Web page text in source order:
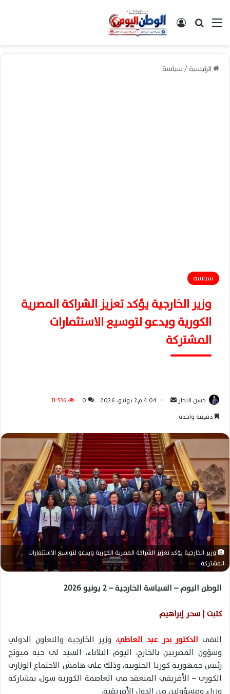
القائمةبحث عن تسجيل الدخول
الرئيسية/سياسة
سياسة
وزير الخارجية يؤكد تعزيز الشراكة المصرية
الكورية ويدعو لتوسيع الاستثمارات
المشتركة
حسن النجار
ل
ب
ي
د
ا
إ
ل
ك
ت
و
ن
ا
4:04 م2 يونيو، 2026 0
11٬536
دقيقة واحدة
وزير الخارجية يؤكد تعزيز الشراكة المصرية الكورية ويدعو لتوسيع الاستثمارات
المشتركة
الوطن اليوم – السياسة الخارجية – 2 يونيو 2026
كتبت | سحر إبراهيم
التقى الدكتور بدر عبد العاطي، وزير الخارجية والتعاون الدولي
وشؤون المصريين بالخارج، اليوم الثلاثاء، السيد لي جيه ميونج
رئيس جمهورية كوريا الجنوبية، وذلك على هامش الاجتماع الوزاري
الكوري – الأفريقي المنعقد في العاصمة الكورية سول، بمشاركة
وزراء ومسؤولين من الدول الأفريقية.